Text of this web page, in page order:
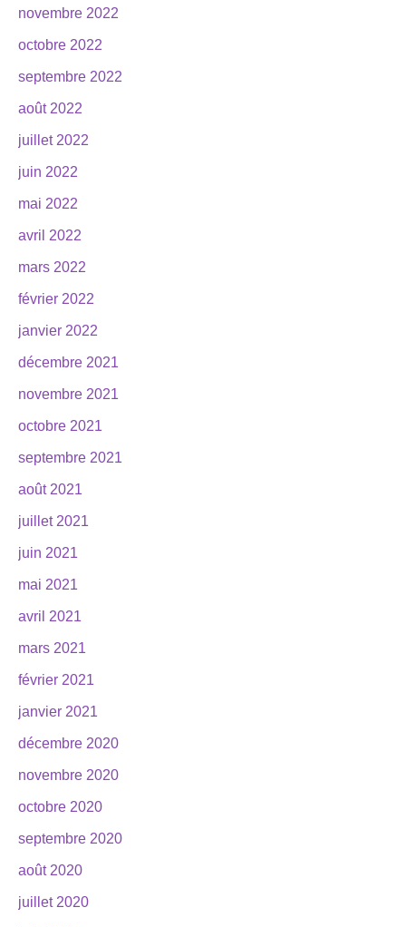
novembre 2022
octobre 2022
septembre 2022
août 2022
juillet 2022
juin 2022
mai 2022
avril 2022
mars 2022
février 2022
janvier 2022
décembre 2021
novembre 2021
octobre 2021
septembre 2021
août 2021
juillet 2021
juin 2021
mai 2021
avril 2021
mars 2021
février 2021
janvier 2021
décembre 2020
novembre 2020
octobre 2020
septembre 2020
août 2020
juillet 2020